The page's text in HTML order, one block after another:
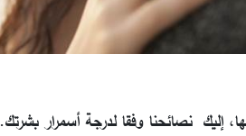
إليك نصائحنا وفقا لدرجة أسمرار بشرتك.